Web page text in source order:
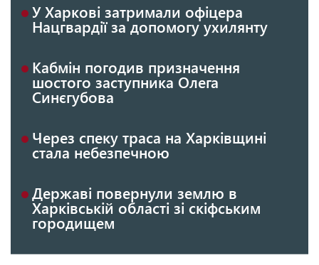
У Харкові затримали офіцера
Нацгвардії за допомогу ухилянту
Кабмін погодив призначення
шостого заступника Олега
Синєгубова
Через спеку траса на Харківщині
стала небезпечною
Державі повернули землю в
Харківській області зі скіфським
городищем